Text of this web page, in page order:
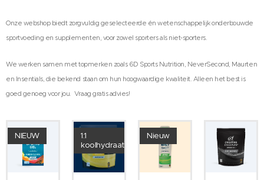
Onze webshop biedt zorgvuldig geselecteerde én wetenschappelijk onderbouwde
sportvoeding en supplementen, voor zowel sporters als niet-sporters.
We werken samen met topmerken zoals 6D Sports Nutrition, NeverSecond, Maurten
en Insentials, die bekend staan om hun hoogwaardige kwaliteit. Alleen het best is
goed genoeg voor jou. Vraag gratis advies!
NIEUW
1:1
koolhydraatratio
Nieuw